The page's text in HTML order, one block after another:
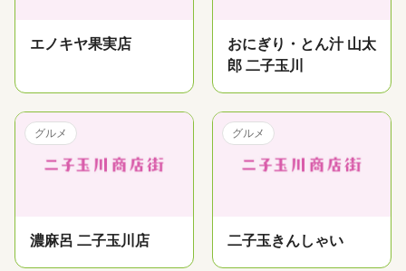
エノキヤ果実店
おにぎり・とん汁 山太
郎 二子玉川
グルメ
濃麻呂 二子玉川店
グルメ
二子玉きんしゃい